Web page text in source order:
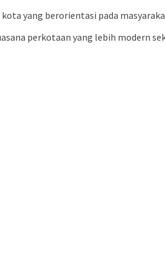
yang berorientasi pada
perkotaan yang lebih modern